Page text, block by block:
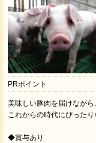
PRポイント
美味しい豚肉を届けながら
これからの時代にぴった
◆賞与あり